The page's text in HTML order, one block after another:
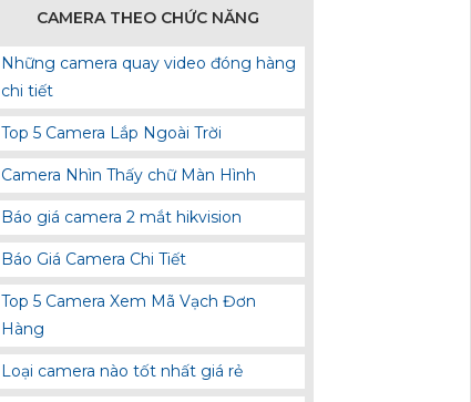
CAMERA THEO CHỨC NĂNG
Những camera quay video đóng hàng
chi tiết
Top 5 Camera Lắp Ngoài Trời
Camera Nhìn Thấy chữ Màn Hình
Báo giá camera 2 mắt hikvision
Báo Giá Camera Chi Tiết
Top 5 Camera Xem Mã Vạch Đơn
Hàng
Loại camera nào tốt nhất giá rẻ